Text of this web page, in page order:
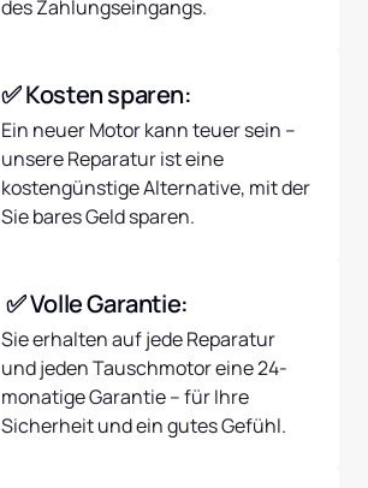
des Zahlungseingangs.
✅ Kosten sparen:
Ein neuer Motor kann teuer sein –
unsere Reparatur ist eine
kostengünstige Alternative, mit der
Sie bares Geld sparen.
✅ Volle Garantie:
Sie erhalten auf jede Reparatur
und jeden Tauschmotor eine 24-
monatige Garantie – für Ihre
Sicherheit und ein gutes Gefühl.